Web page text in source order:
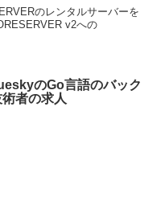
のレンタルサーバーを
v2への
のGo言語のバック
者の求人